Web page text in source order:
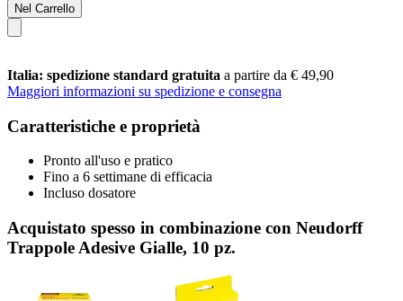
Nel Carrello
Italia: spedizione standard gratuita a partire da € 49,90
Maggiori informazioni su spedizione e consegna
Caratteristiche e proprietà
Pronto all'uso e pratico
Fino a 6 settimane di efficacia
Incluso dosatore
Acquistato spesso in combinazione con Neudorff
Trappole Adesive Gialle, 10 pz.